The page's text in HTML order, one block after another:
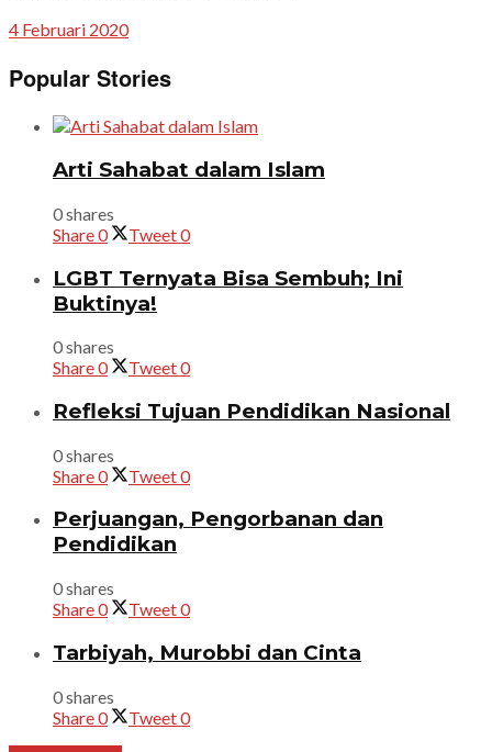
4 Februari 2020
Popular Stories
Arti Sahabat dalam Islam
0 shares
Share0 Tweet0
LGBT Ternyata Bisa Sembuh; Ini
Buktinya!
0 shares
Share0 Tweet0
Refleksi Tujuan Pendidikan Nasional
0 shares
Share0 Tweet0
Perjuangan, Pengorbanan dan
Pendidikan
0 shares
Share0 Tweet0
Tarbiyah, Murobbi dan Cinta
0 shares
Share0 Tweet0